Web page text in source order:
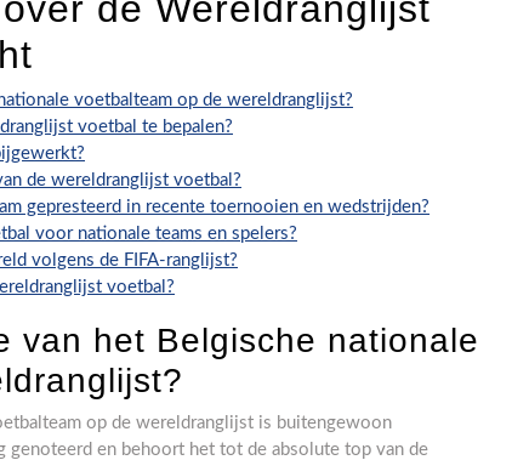
voetbalteam op de wereldranglijst?
voetbal te bepalen?
de wereldranglijst voetbal?
gepresteerd in recente toernooien en wedstrijden?
voor nationale teams en spelers?
volgens de FIFA-ranglijst?
voetbal?
van het Belgische nationale
op de wereldranglijst is buitengewoon
en behoort het tot de absolute top van de